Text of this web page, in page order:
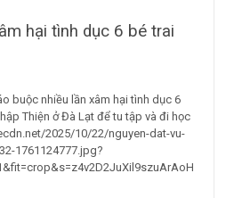
hại tình dục 6 bé trai
buộc nhiều lần xâm hại tình dục 6
Thiện ở Đà Lạt để tu tập và đi học
2025/10/22/nguyen-dat-vu-
1761124777.jpg?